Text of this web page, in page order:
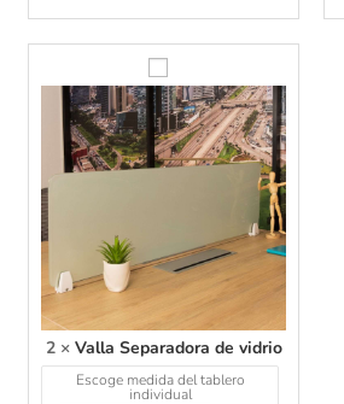
a
a
r
a
d
o
r
a
2× Valla Separadora de vidrio
Escoge medida del tablero
individual